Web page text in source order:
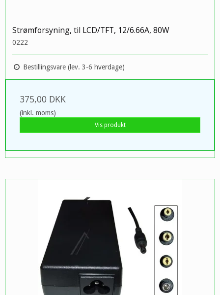
Strømforsyning, til LCD/TFT, 12/6.66A, 80W
0222
Bestillingsvare (lev. 3-6 hverdage)
375,00 DKK
(inkl. moms)
Vis produkt